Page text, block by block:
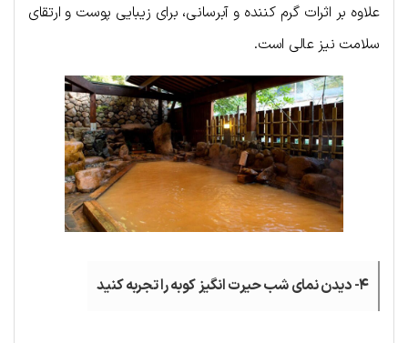
علاوه بر اثرات گرم کننده و آبرسانی، برای زیبایی پوست و ارتقای
سلامت نیز عالی است.
۴- دیدن نمای شب حیرت انگیز کوبه را تجربه کنید